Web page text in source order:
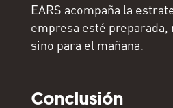
EARS acompaña la
empresa esté preparada,
sino para el mañana.
Conclusión